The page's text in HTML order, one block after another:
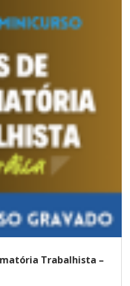
Trabalhista –